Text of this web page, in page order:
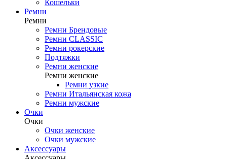
Кошельки
Ремни
Ремни
Ремни Брендовые
Ремни CLASSIC
Ремни рокерские
Подтяжки
Ремни женские
Ремни женские
Ремни узкие
Ремни Итальянская кожа
Ремни мужские
Очки
Очки
Очки женские
Очки мужские
Аксессуары